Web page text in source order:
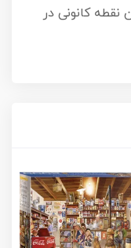
کانونی در